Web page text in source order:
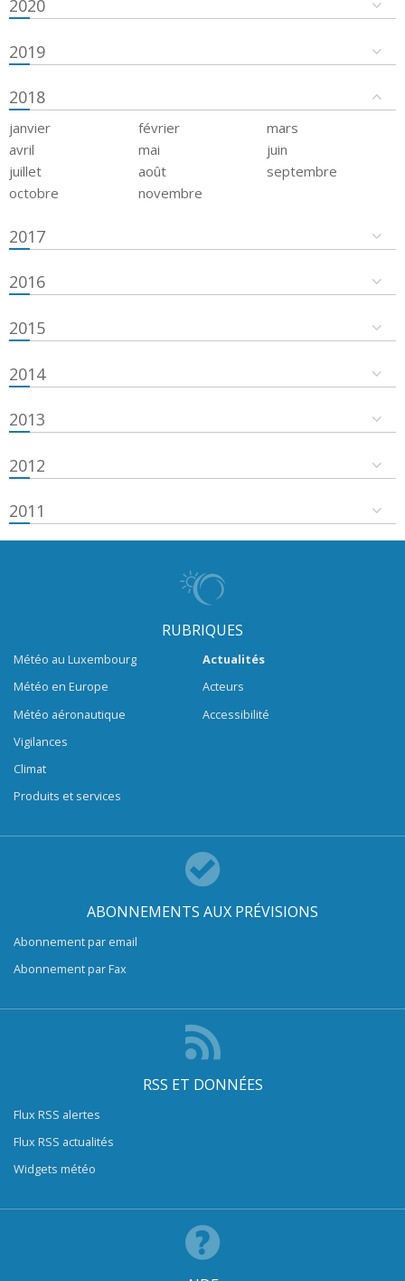
2020
2019
2018
janvier février
mars
avril
mai
juin
juillet
août
septembre
octobre
novembre
2017
2016
2015
2014
2013
2012
2011
RUBRIQUES
Météo au Luxembourg
Météo en Europe
Météo aéronautique
Vigilances
Climat
Produits et services
Actualités
Acteurs
Accessibilité
ABONNEMENTS AUX PRÉVISIONS
Abonnement par email
Abonnement par Fax
RSS ET DONNÉES
Flux RSS alertes
Flux RSS actualités
Widgets météo